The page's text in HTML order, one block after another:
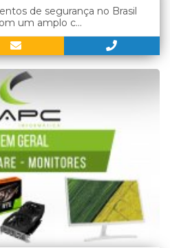
de segurança no Brasil
um amplo c...